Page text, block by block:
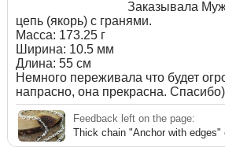
Заказывала
цепь (якорь) с гранями.
Масса: 173.25 г
Ширина: 10.5 мм
Длина: 55 см
Немного переживала что будет
напрасно, она прекрасна.
Feedback left on the page: